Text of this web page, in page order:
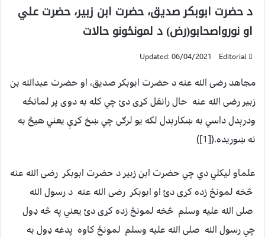
د حضرت ابوبکر صديق، حضرت ابن زبير، حضرت علي
او نورواصحابو(رض) د لمونځونو حالات
Editorial
Updated: 06/04/2021
مجاهد رضی الله عنه د حضرت ابوبکر صديق، او حضرت عبدالله بن
زبير رضی الله عنه حال رانقل کړى دئ چي کله به دوى پر لمانځه
ودرېدل داسي به ښکارېدل لکه يو لرګى چي ښخ کړې يعني هيڅ به
نه ښوريده.([1])
علماو ليکلي دي چي حضرت ابن زبير د حضرت ابوبکر رضی الله عنه
څخه لمونځ زده کړى دئ او ابوبکر رضی الله عنه د رسول الله
صلی الله علیه وسلم څخه لمونځ زده کړى دئ يعني په څه ډول
چي رسول الله صلی الله علیه وسلم لمونځ کاوه پدغه ډول به